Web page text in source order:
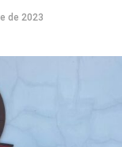
de 2023